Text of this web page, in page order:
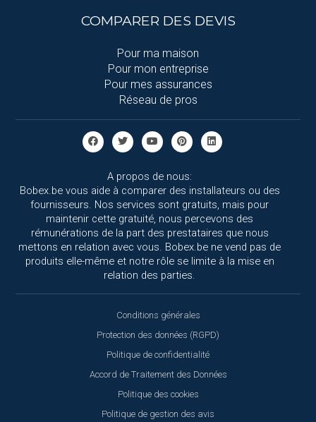
COMPARER DES DEVIS
Pour ma maison
Pour mon entreprise
Pour mes assurances
Réseau de pros
A propos de nous:
Bobex.be vous aide à comparer des installateurs ou des
fournisseurs. Nos services sont gratuits, mais pour
maintenir cette gratuité, nous percevons des
rémunérations de la part des prestataires que nous
mettons en relation avec vous. Bobex.be ne vend pas de
produits elle-même et notre rôle se limite à la mise en
relation des parties.
Conditions générales
Protection des données (RGPD)
Politique de confidentialité
Accord de Traitement des Données
Politique des cookies
Politique de gestion des avis